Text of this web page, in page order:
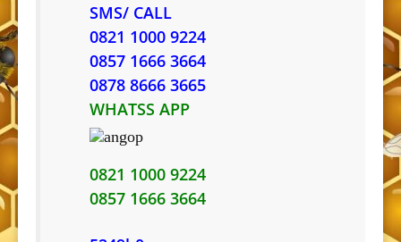
SMS/ CALL
0821 1000 9224
0857 1666 3664
0878 8666 3665
WHATSS APP
0821 1000 9224
0857 1666 3664